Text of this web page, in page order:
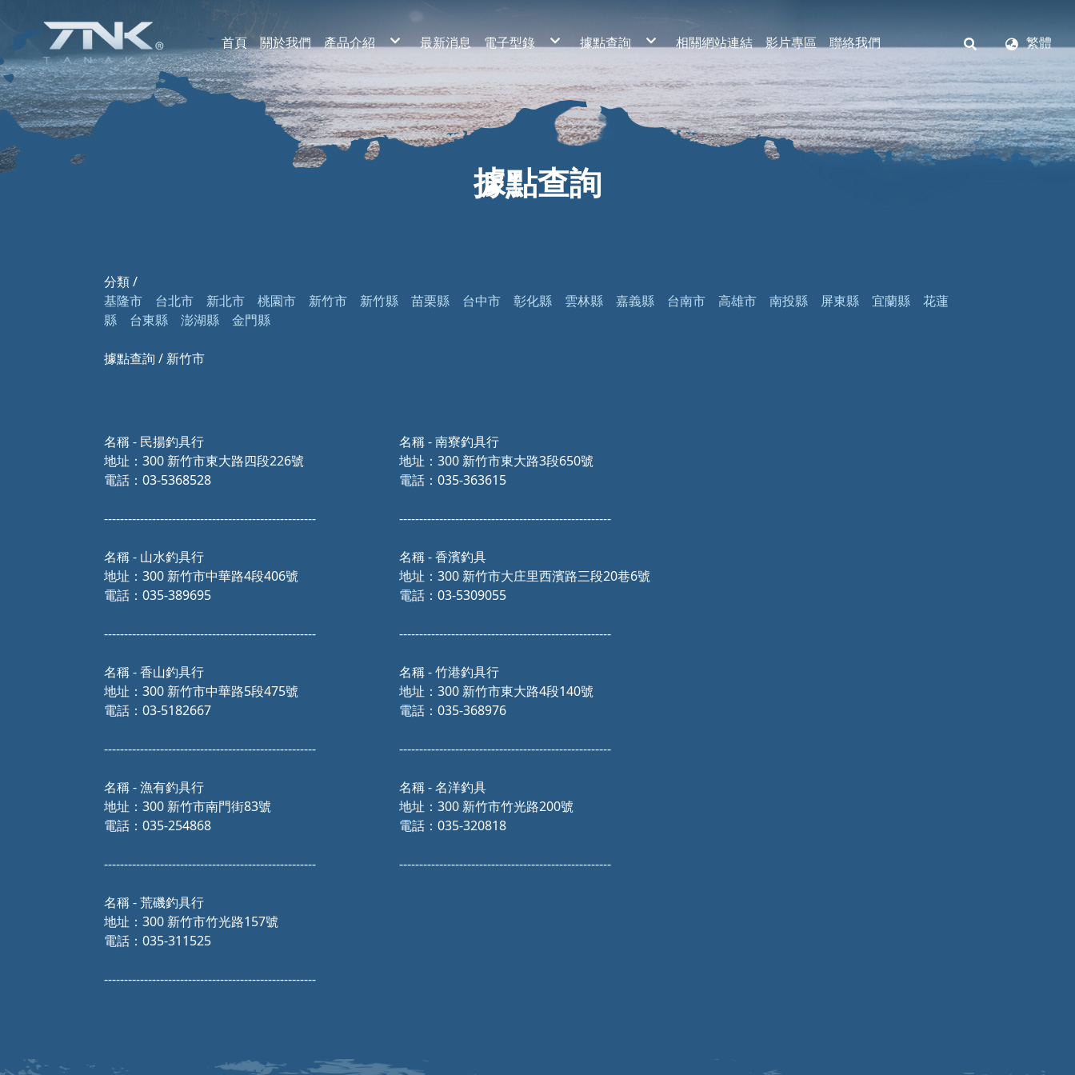
繁體
首頁 關於我們 產品介紹
小道具
釣線類
浮標類
假餌類
剪鉗類
裝備類
部品類
最新消息 電子型錄
2020年 幸福漁具目錄 - 魚鈎類
2020年 幸福漁具目錄 - 浮標類
2020年 幸福漁具目錄 - 假餌類
2020年 幸福漁具目錄 - 部品類
2020年 幸福漁具目錄 - 裝備類
據點查詢
台北市
桃園市
新竹市
新竹縣
苗栗縣
台中市
彰化縣
雲林縣
南投縣
屏東縣
宜蘭縣
花蓮縣
臺東縣
相關網站連結 影片專區 聯絡我們
據點查詢
分類 /
基隆市
台北市 新北市 桃園市 新竹市 新竹縣 苗栗縣 台中市 彰化縣 雲林縣 嘉義縣 台南市 高雄市 南投縣 屏東縣 宜蘭縣
花蓮
縣
台東縣 澎湖縣 金門縣
據點查詢 / 新竹市
名稱 - 民揚釣具行
地址：300 新竹市東大路四段226號
電話：03-5368528
-----------------------------------------------------
名稱 - 山水釣具行
地址：300 新竹市中華路4段406號
電話：035-389695
-----------------------------------------------------
名稱 - 香山釣具行
地址：300 新竹市中華路5段475號
電話：03-5182667
-----------------------------------------------------
名稱 - 漁有釣具行
地址：300 新竹市南門街83號
電話：035-254868
-----------------------------------------------------
名稱 - 荒磯釣具行
地址：300 新竹市竹光路157號
電話：035-311525
-----------------------------------------------------
名稱 - 南寮釣具行
地址：300 新竹市東大路3段650號
電話：035-363615
-----------------------------------------------------
名稱 - 香濱釣具
地址：300 新竹市大庄里西濱路三段20巷6號
電話：03-5309055
-----------------------------------------------------
名稱 - 竹港釣具行
地址：300 新竹市東大路4段140號
電話：035-368976
-----------------------------------------------------
名稱 - 名洋釣具
地址：300 新竹市竹光路200號
電話：035-320818
-----------------------------------------------------